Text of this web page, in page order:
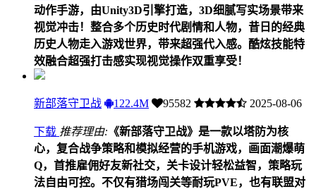
动作手游，由Unity3D引擎打造，3D细腻写实场景带来
视觉冲击！整合多个历史时代剧情和人物，昔日的经典
历史人物走入游戏世界，带来超强代入感。酷炫技能特
效融合超强打击感实现视觉操作双重享受！
新部落守卫战 122.4M 95582 2025-08-06
下载 推荐理由: 《新部落守卫战》是一款以塔防为核
心，复合战争策略和模拟经营的手机游戏，画面潮爆萌
Q，首推雇佣好友新社交，关卡设计轻松益智，策略玩
法自由可控。不仅有猎场闯关等耐玩PVE，也有联盟对